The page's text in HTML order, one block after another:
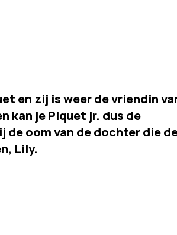
en zij is weer de vriendin
kan je Piquet jr. dus de
de oom van de dochter die
Lily.